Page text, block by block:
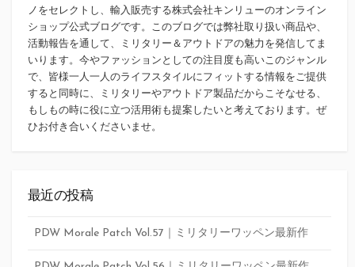
ノをセレクトし、輸入販売する株式会社キンリューのオンライン
ショップ公式ブログです。このブログでは弊社取り扱い商品や、
活動報告を通して、ミリタリー＆アウトドアの魅力を発信してま
いります。今やファッションとしての注目度も高いこのジャンル
で、皆様一人一人のライフスタイルにフィットする情報をご提供
すると同時に、ミリタリーやアウトドア製品だからこそなせる、
もしもの時に役に立つ活用術も提案したいと考えております。ぜ
ひお付き合いくださいませ。
最近の投稿
PDW Morale Patch Vol.57｜ミリタリーワッペン最新作